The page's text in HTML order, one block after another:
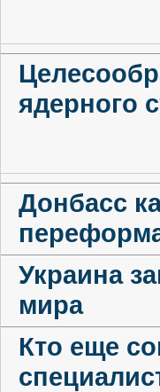
ядерного
Донбасс
Украина
мира
Кто еще